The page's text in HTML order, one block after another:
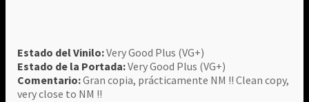
Estado del Vinilo:Very Good Plus (VG+)
Estado de la Portada:Very Good Plus (VG+)
Comentario:Gran copia, prácticamente NM !! Clean copy,
very close to NM !!